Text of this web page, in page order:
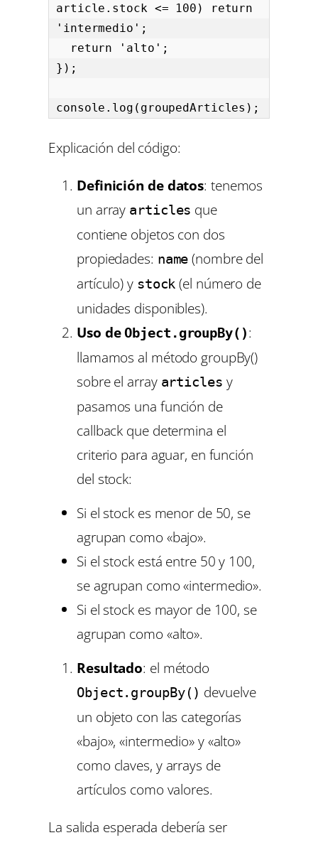
article.stock <= 100) return
'intermedio';
});
console.log(groupedArticles);
Explicación del código:
Definición de datos: tenemos
un array articles que
contiene objetos con dos
propiedades: name (nombre del
artículo) y stock (el número de
unidades disponibles).
Uso deObject.groupBy():
llamamos al método groupBy()
sobre el array articles y
pasamos una función de
callback que determina el
criterio para aguar, en función
del stock:
Si el stock es menor de 50, se
agrupan como «bajo».
Si el stock está entre 50 y 100,
se agrupan como «intermedio».
Si el stock es mayor de 100, se
agrupan como «alto».
Resultado: el método
Object.groupBy() devuelve
un objeto con las categorías
«bajo», «intermedio» y «alto»
como claves, y arrays de
artículos como valores.
La salida esperada debería ser